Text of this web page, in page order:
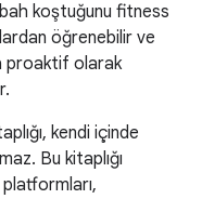
koştuğunu fitness
öğrenebilir ve
proaktif olarak
kendi içinde
Bu kitaplığı